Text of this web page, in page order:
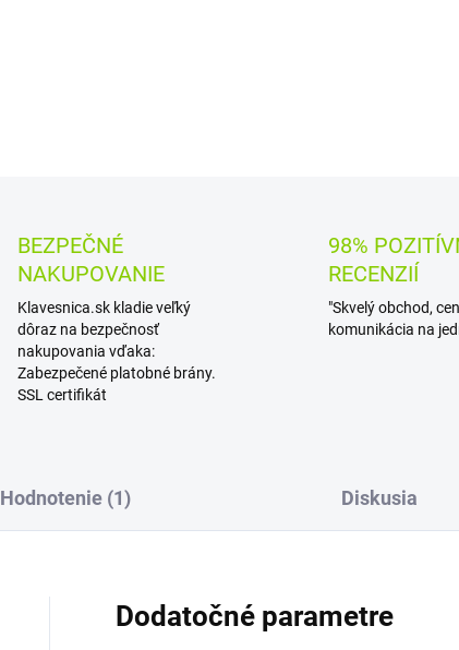
BEZPEČNÉ
NAKUPOVANIE
Klavesnica.sk kladie veľký
dôraz na bezpečnosť
nakupovania vďaka:
Zabezpečené platobné brány.
SSL certifikát
98%
RECENZIÍ
"Skvelý obchod,
komunikácia na
Hodnotenie (1) Diskusia
Dodatočné parametre